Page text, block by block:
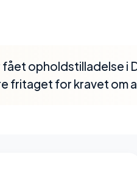
opholdstilladelse i
for kravet om